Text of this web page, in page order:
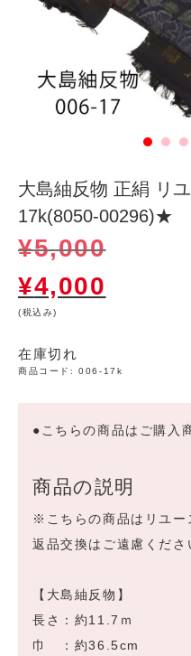
大島紬反物 正絹 リ
17k(8050-00296)★
¥5,000
元
の
格
は
¥5,000
し
た。
¥4,000
現
在
価
格
は
で
す。
(税込み)
在庫切れ
商品コード:006-17k
●こちらの商品はご購入
商品の説明
※こちらの商品はリユー
返品交換はご遠慮くださ
【大島紬反物】
長さ：約11.7ｍ
巾 ：約36.5cm